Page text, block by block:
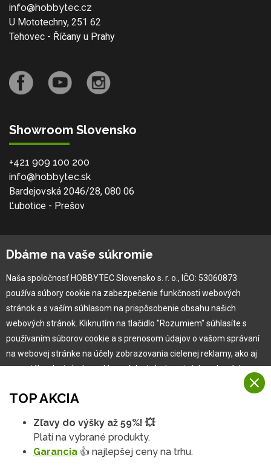
info@hobbytec.cz
U Mototechny, 251 62
Tehovec - Říčany u Prahy
Showroom Slovensko
+421 909 100 200
info@hobbytec.sk
Bardejovská 2046/28, 080 06
Ľubotice - Prešov
Ochranná známka
Vlastná výroba
Náš Hobbytec tím
Kontaktné údaje
Naša história
Kariéra
Garancia najlepšej ceny
Užívateľský manuál
Obchodné podmienky
TOP AKCIA
Zľavy do výšky až 59%! 💥
Platí na vybrané produkty.
Garancia 👍 najlepšej ceny na trhu.
Dbáme na vaše súkromie
Naša spoločnosť HOBBYTEC Slovensko s. r. o., IČO: 53060873
používa súbory cookie na zabezpečenie funkčnosti webových
stránok a s vaším súhlasom na prispôsobenie obsahu našich
webových stránok. Kliknutím na tlačidlo "Rozumiem" súhlasíte s
používaním súborov cookie a s prenosom údajov o vašom správaní
na webovej stránke na účely zobrazovania cielenej reklamy, ako aj
na sociálnych sieťach a reklamných sieťach na iných webových
Viac informácií
Na našich webových stránkach používame niekoľko kategórií
Rozumiem